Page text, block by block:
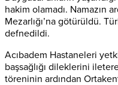
hakim olamadı. Namazın
Mezarlığı’na götürüldü.
defnedildi.
Acıbadem Hastaneleri
başsağlığı dileklerini
töreninin ardından